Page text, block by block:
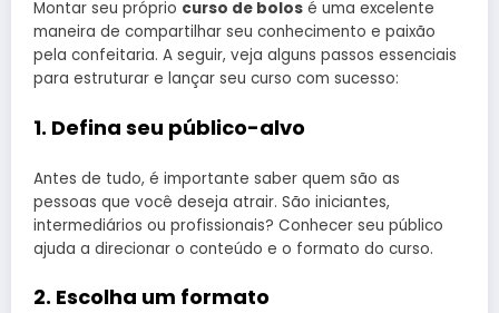
Montar seu próprio curso de bolos é uma excelente
maneira de compartilhar seu conhecimento e paixão
pela confeitaria. A seguir, veja alguns passos essenciais
para estruturar e lançar seu curso com sucesso:
1. Defina seu público-alvo
Antes de tudo, é importante saber quem são as
pessoas que você deseja atrair. São iniciantes,
intermediários ou profissionais? Conhecer seu público
ajuda a direcionar o conteúdo e o formato do curso.
2. Escolha um formato